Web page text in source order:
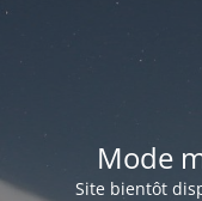
Mode
Site bientôt